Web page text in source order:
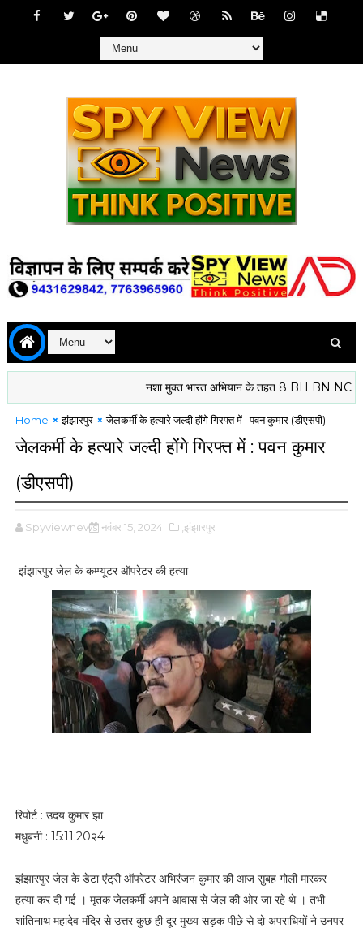
नशा मुक्त भारत अभियान के तहत 8 BH BN NCC
Home झंझारपुर जेलकर्मी के हत्यारे जल्दी होंगे गिरफ्त में : पवन कुमार (डीएसपी)
जेलकर्मी के हत्यारे जल्दी होंगे गिरफ्त में : पवन कुमार
(डीएसपी)
Spyviewnews नवंबर 15, 2024 ,झंझारपुर
झंझारपुर जेल के कम्प्यूटर ऑपरेटर की हत्या
रिपोर्ट : उदय कुमार झा
मधुबनी : 15:11:20२4
झंझारपुर जेल के डेटा एंट्री ऑपरेटर अभिरंजन कुमार की आज सुबह गोली मारकर
हत्या कर दी गई । मृतक जेलकर्मी अपने आवास से जेल की ओर जा रहे थे । तभी
शांतिनाथ महादेव मंदिर से उत्तर कुछ ही दूर मुख्य सड़क पीछे से दो अपराधियों ने उनपर